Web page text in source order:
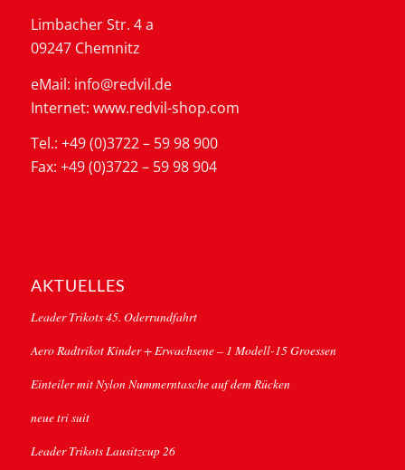
Limbacher Str. 4 a
09247 Chemnitz
eMail: info@redvil.de
Internet: www.redvil-shop.com
Tel.: +49 (0)3722 – 59 98 900
Fax: +49 (0)3722 – 59 98 904
AKTUELLES
Leader Trikots 45. Oderrundfahrt
Aero Radtrikot Kinder + Erwachsene – 1 Modell-15 Groessen
Einteiler mit Nylon Nummerntasche auf dem Rücken
neue tri suit
Leader Trikots Lausitzcup 26